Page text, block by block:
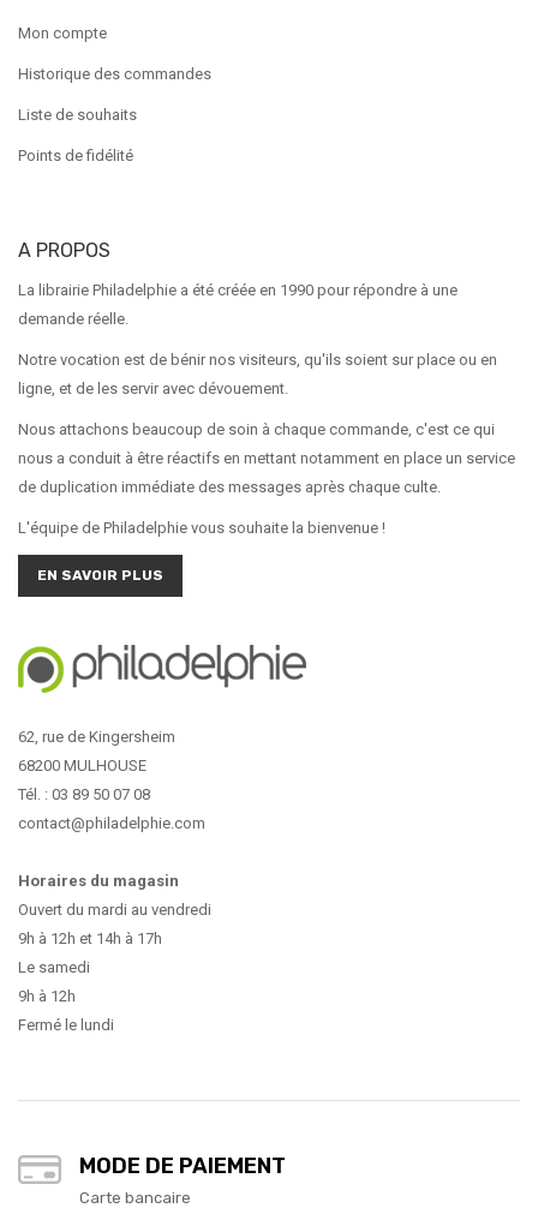
Mon compte
Historique des commandes
Liste de souhaits
Points de fidélité
A PROPOS
La librairie Philadelphie a été créée en 1990 pour répondre à une
demande réelle.
Notre vocation est de bénir nos visiteurs, qu'ils soient sur place ou en
ligne, et de les servir avec dévouement.
Nous attachons beaucoup de soin à chaque commande, c'est ce qui
nous a conduit à être réactifs en mettant notamment en place un service
de duplication immédiate des messages après chaque culte.
L'équipe de Philadelphie vous souhaite la bienvenue !
EN SAVOIR PLUS
62, rue de Kingersheim
68200 MULHOUSE
Tél. : 03 89 50 07 08
contact@philadelphie.com
Horaires du magasin
Ouvert du mardi au vendredi
9h à 12h et 14h à 17h
Le samedi
9h à 12h
Fermé le lundi
MODE DE PAIEMENT
Carte bancaire